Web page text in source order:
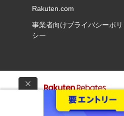
Rakuten.com
事業者向けプライバシーポリ
シー